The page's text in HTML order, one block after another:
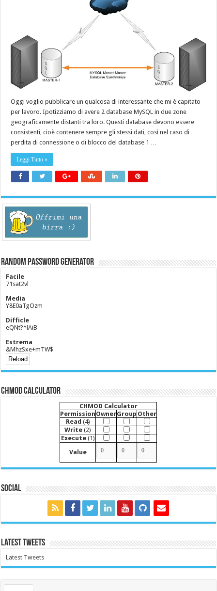
Oggi voglio pubblicare un qualcosa di interessante che mi è capitato
per lavoro. Ipotizziamo di avere 2 database MySQL in due zone
geograficamente distanti tra loro. Questi database devono essere
consistenti, cioè contenere sempre gli stessi dati, così nel caso di
perdita di connessione o di blocco del database 1 …
Leggi Tutto »
Random Password Generator
Facile
71sat2vl
Media
Y8E0aTgOzm
Difficle
eQNt?^lAiB
Estrema
&MhzSxe+mTW$
CHMOD Calculator
CHMOD Calculator
Permission OwnerGroup Other
Read (4)
Write (2)
Execute(1)
Value
Social
Latest Tweets
Latest Tweets